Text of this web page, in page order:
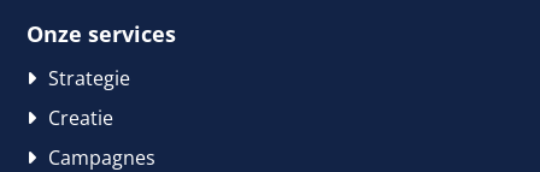
Onze services
Strategie
Creatie
Campagnes